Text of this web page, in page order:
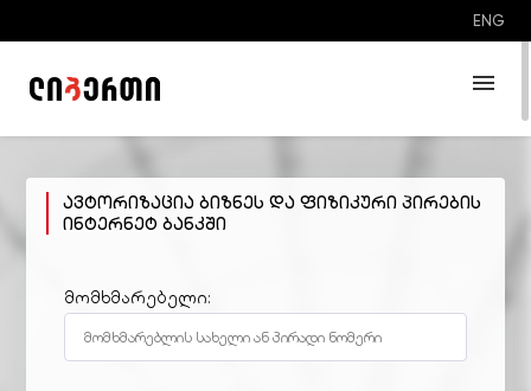
ENG
მონაცემთა დაცვის პოლიტიკა
მომსახურების პირობები
ავტორიზაცია ბიზნეს და ფიზიკური პირების
ინტერნეტ ბანკში
მომხმარებელი: